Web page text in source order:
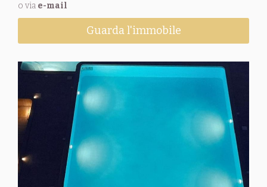
o via e-mail
Guarda l'immobile